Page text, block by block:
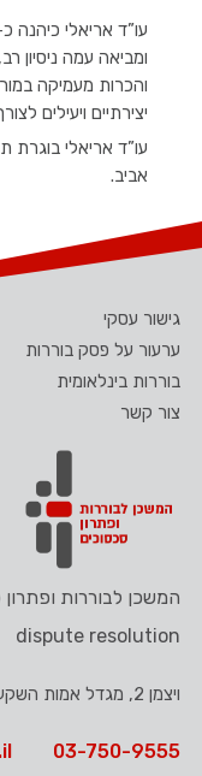
ומביאה עמה ניסיון
והכרות מעמיקה
יצירתיים ויעילים
עו”ד אריאלי בוגרת
אביב.
dispute resolution
ויצמן 2, מגדל אמות השקעות, תל אביב
03-750-9555
גישור עסקי
ערעור על פסק בוררות
בוררות בינלאומית
צור קשר